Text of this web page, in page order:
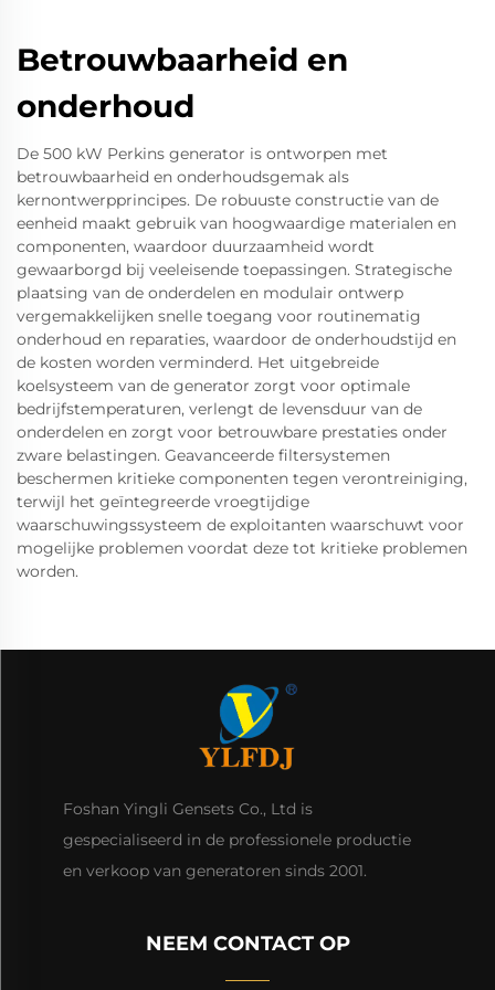
Betrouwbaarheid en
onderhoud
De 500 kW Perkins generator is ontworpen met
betrouwbaarheid en onderhoudsgemak als
kernontwerpprincipes. De robuuste constructie van de
eenheid maakt gebruik van hoogwaardige materialen en
componenten, waardoor duurzaamheid wordt
gewaarborgd bij veeleisende toepassingen. Strategische
plaatsing van de onderdelen en modulair ontwerp
vergemakkelijken snelle toegang voor routinematig
onderhoud en reparaties, waardoor de onderhoudstijd en
de kosten worden verminderd. Het uitgebreide
koelsysteem van de generator zorgt voor optimale
bedrijfstemperaturen, verlengt de levensduur van de
onderdelen en zorgt voor betrouwbare prestaties onder
zware belastingen. Geavanceerde filtersystemen
beschermen kritieke componenten tegen verontreiniging,
terwijl het geïntegreerde vroegtijdige
waarschuwingssysteem de exploitanten waarschuwt voor
mogelijke problemen voordat deze tot kritieke problemen
worden.
Foshan Yingli Gensets Co., Ltd is
gespecialiseerd in de professionele productie
en verkoop van generatoren sinds 2001.
NEEM CONTACT OP